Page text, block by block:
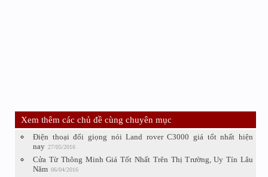
Xem thêm các chủ đề cùng chuyên mục
Điện thoại đổi giọng nói Land rover C3000 giá tốt nhất hiện
nay 27/05/2016
Cửa Từ Thông Minh Giá Tốt Nhất Trên Thị Trường, Uy Tín Lâu
Năm 06/04/2016